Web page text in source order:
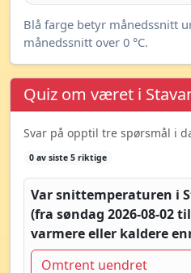
Blå farge betyr månedssnitt
månedssnitt over 0 °C.
Quiz om været i
Svar på opptil tre spørsmål i
0 av siste 5 riktige
Var snittemperaturen i
(fra søndag 2026-08-02
varmere eller kaldere
Omtrent uendret